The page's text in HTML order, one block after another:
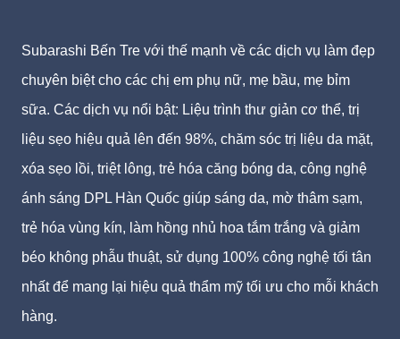
Subarashi Bến Tre với thế mạnh về các dịch vụ làm đẹp
chuyên biệt cho các chị em phụ nữ, mẹ bầu, mẹ bỉm
sữa. Các dịch vụ nổi bật: Liệu trình thư giản cơ thể, trị
liệu sẹo hiệu quả lên đến 98%, chăm sóc trị liệu da mặt,
xóa sẹo lồi, triệt lông, trẻ hóa căng bóng da, công nghệ
ánh sáng DPL Hàn Quốc giúp sáng da, mờ thâm sạm,
trẻ hóa vùng kín, làm hồng nhủ hoa tắm trắng và giảm
béo không phẫu thuật, sử dụng 100% công nghệ tối tân
nhất để mang lại hiệu quả thẩm mỹ tối ưu cho mỗi khách
hàng.